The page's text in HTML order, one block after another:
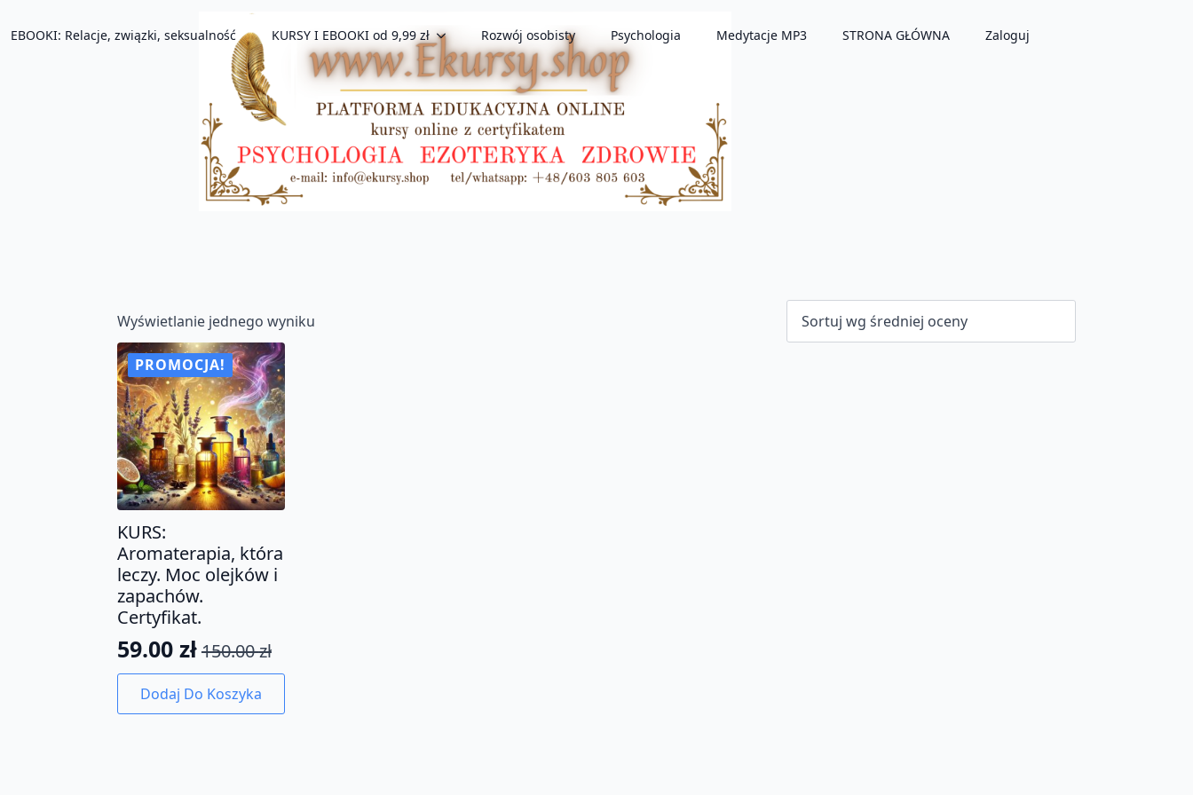
EBOOKI: Relacje, związki, seksualność KURSY I EBOOKI od 9,99 zł Rozwój osobisty Psychologia Medytacje MP3 STRONA GŁÓWNA Zaloguj
Wyświetlanie jednego wyniku
PROMOCJA!
KURS:
Aromaterapia, która
leczy. Moc olejków i
zapachów.
Certyfikat.
150.00zł
Pierwotna
cena
wynosiła:
59.00 zł
Aktualna
cena
wynosi:
Dodaj Do Koszyka